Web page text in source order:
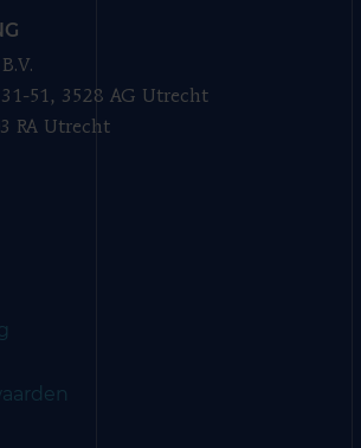
51, 3528 AG Utrecht
RA Utrecht